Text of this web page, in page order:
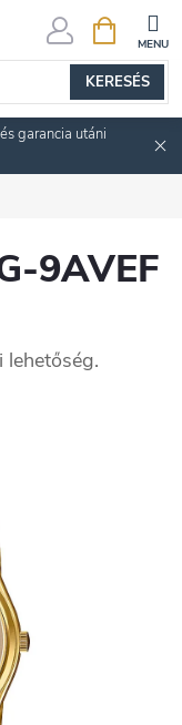
KERESÉS
KOSÁR
garancia utáni
9AVEF